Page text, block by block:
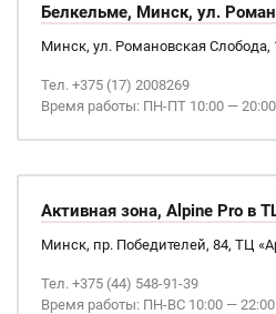
Белкельме, Минск, ул.
Минск, ул. Романовская Слобода,
Тел. +375 (17) 2008269
Время работы: ПН-ПТ 10:00 — 20:00
Активная зона, Alpine Pro в
Минск, пр. Победителей, 84, ТЦ
Тел. +375 (44) 548-91-39
Время работы: ПН-ВС 10:00 — 22:00